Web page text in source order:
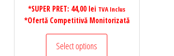
*SUPER PRET: 44,00 lei TVA Inclus
*Ofertă Competitivă Monitorizată
Select options